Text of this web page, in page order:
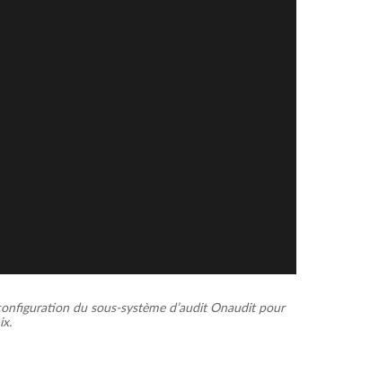
du sous-système d’audit Onaudit pour